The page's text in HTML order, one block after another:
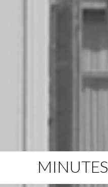
MINUTES